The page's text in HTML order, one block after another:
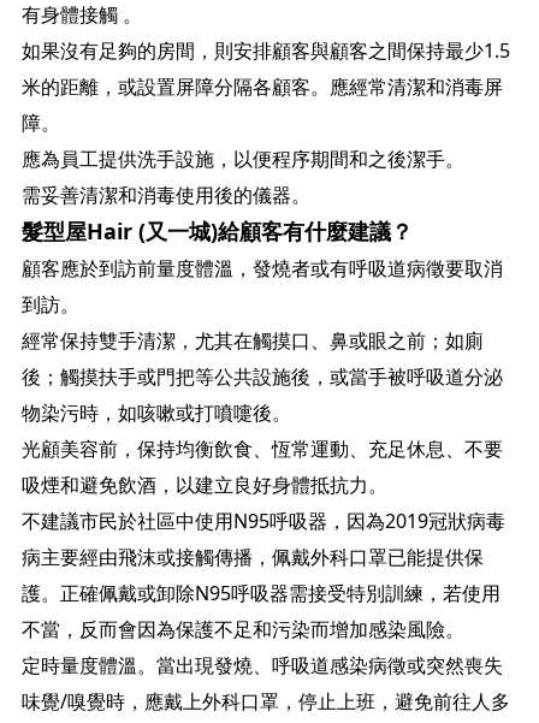
有身體接觸 。
如果沒有足夠的房間，則安排顧客與顧客之間保持最少1.5
米的距離，或設置屏障分隔各顧客。應經常清潔和消毒屏
障。
應為員工提供洗手設施，以便程序期間和之後潔手。
需妥善清潔和消毒使用後的儀器。
髮型屋Hair (又一城)給顧客有什麼建議？
顧客應於到訪前量度體溫，發燒者或有呼吸道病徵要取消
到訪。
經常保持雙手清潔，尤其在觸摸口、鼻或眼之前；如廁
後；觸摸扶手或門把等公共設施後，或當手被呼吸道分泌
物染污時，如咳嗽或打噴嚏後。
光顧美容前，保持均衡飲食、恆常運動、充足休息、不要
吸煙和避免飲酒，以建立良好身體抵抗力。
不建議市民於社區中使用N95呼吸器，因為2019冠狀病毒
病主要經由飛沫或接觸傳播，佩戴外科口罩已能提供保
護。正確佩戴或卸除N95呼吸器需接受特別訓練，若使用
不當，反而會因為保護不足和污染而增加感染風險。
定時量度體溫。當出現發燒、呼吸道感染病徵或突然喪失
味覺/嗅覺時，應戴上外科口罩，停止上班，避免前往人多